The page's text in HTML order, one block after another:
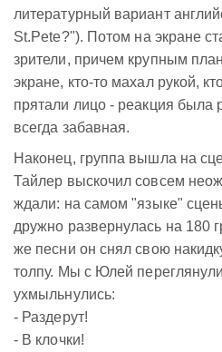
литературный вариант
St.Pete?"). Потом на экране
зрители, причем крупным
экране, кто-то махал рукой,
прятали лицо - реакция была
всегда забавная.
Наконец, группа вышла на
Тайлер выскочил совсем
ждали: на самом "языке"
дружно развернулась на 180
же песни он снял свою
толпу. Мы с Юлей
ухмыльнулись:
- Раздерут!
- В клочки!